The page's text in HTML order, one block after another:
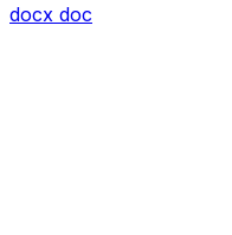
docx doc